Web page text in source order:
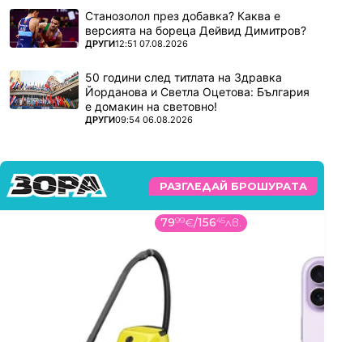
Станозолол през добавка? Каква е
версията на бореца Дейвид Димитров?
ПОВЕЧЕ ОТ
ДРУГИ12:51 07.08.2026
50 години след титлата на Здравка
Йорданова и Светла Оцетова: България
е домакин на световно!
ПОВЕЧЕ ОТ
ДРУГИ09:54 06.08.2026
РАЗГЛЕДАЙ БРОШУРАТА
7999€/15645лв.